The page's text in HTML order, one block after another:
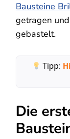
Bausteine
getragen
gebastelt.
Tipp:
Die